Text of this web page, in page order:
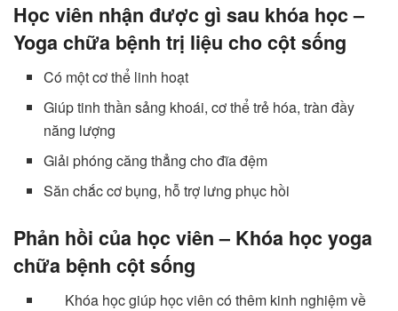
Học viên nhận được gì sau khóa học –
Yoga chữa bệnh trị liệu cho cột sống
Có một cơ thể linh hoạt
Giúp tinh thần sảng khoái, cơ thể trẻ hóa, tràn đầy
năng lượng
Giải phóng căng thẳng cho đĩa đệm
Săn chắc cơ bụng, hỗ trợ lưng phục hồi
Phản hồi của học viên – Khóa học yoga
chữa bệnh cột sống
Khóa học giúp học viên có thêm kinh nghiệm về